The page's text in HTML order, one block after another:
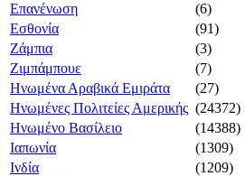
Επανένωση
(6)
Εσθονία
(91)
Ζάμπια
(3)
Ζιμπάμπουε
(7)
Ηνωμένα Αραβικά Εμιράτα
(27)
Ηνωμένες Πολιτείες Αμερικής (24372)
Ηνωμένο Βασίλειο
(14388)
Ιαπωνία
(1309)
Ινδία
(1209)